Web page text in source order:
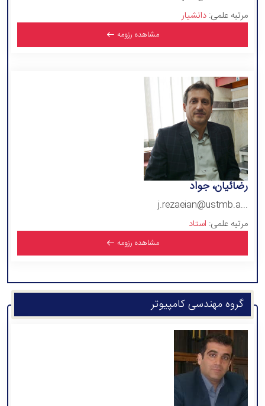
مرتبه علمی: دانشیار
مشاهده رزومه
رضائیان، جواد
j.rezaeian@ustmb.a...
مرتبه علمی: استاد
مشاهده رزومه
گروه مهندسی کامپیوتر